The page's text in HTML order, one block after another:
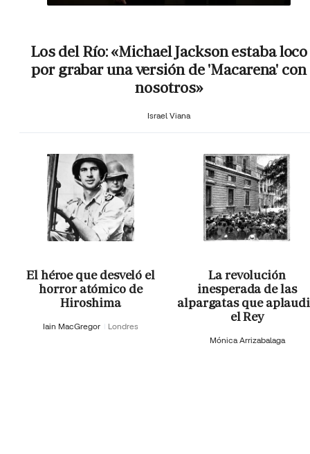
Los del Río: «Michael Jackson estaba loco
por grabar una versión de 'Macarena' con
nosotros»
Israel Viana
El héroe que desveló el
horror atómico de
Hiroshima
Iain MacGregor Londres
La revolución
inesperada de las
alpargatas que
el Rey
Mónica Arrizabalaga